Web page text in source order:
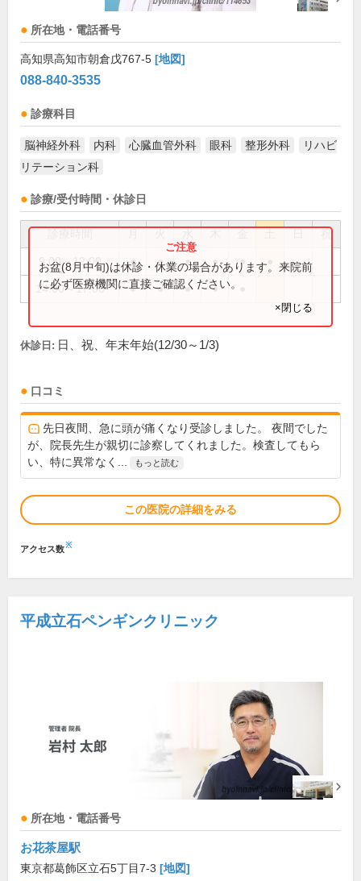
所在地・電話番号
高知県高知市朝倉戊767-5 [地図]
088-840-3535
診療科目
脳神経外科 内科 心臓血管外科 眼科 整形外科
リハビ
リテーション科
診療/受付時間・休診日
祝
9:00～12:00 ● ● ● ● ●
14:00～17:00 ● ● ● ●
お盆(8月中旬)は休診・休業の場合があります。来院前
に必ず医療機関に直接ご確認ください。
×閉じる
休診日: 日、祝、年末年始(12/30～1/3)
口コミ
先日夜間、急に頭が痛くなり受診しました。 夜間でした
が、院長先生が親切に診察してくれました。検査してもら
い、特に異常なく...
もっと読む
この医院の詳細をみる
アクセス数※
平成立石ペンギンクリニック
所在地・電話番号
お花茶屋駅
東京都葛飾区立石5丁目7-3 [地図]